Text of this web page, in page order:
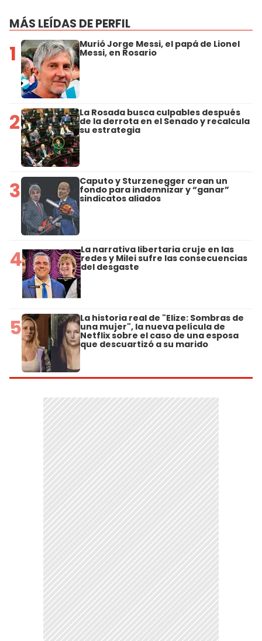
MÁS LEÍDAS DE PERFIL
1 Murió Jorge Messi, el papá de Lionel
Messi, en Rosario
2 La Rosada busca culpables después
de la derrota en el Senado y recalcula
su estrategia
3 Caputo y Sturzenegger crean un
fondo para indemnizar y “ganar”
sindicatos aliados
4 La narrativa libertaria cruje en las
redes y Milei sufre las consecuencias
del desgaste
5 La historia real de "Elize: Sombras de
una mujer", la nueva película de
Netflix sobre el caso de una esposa
que descuartizó a su marido